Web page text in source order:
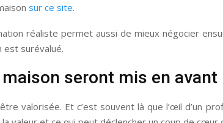
sur ce site.
réaliste permet aussi de mieux négocier
est surévalué.
seront mis en avant
valorisée. Et c’est souvent là que l’œil d’un